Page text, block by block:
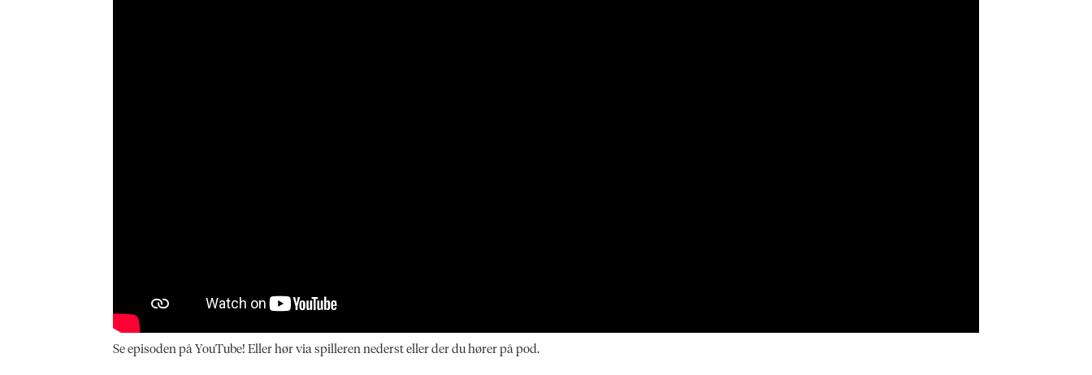
Se episoden på YouTube! Eller hør via spilleren nederst eller der du hører på pod.